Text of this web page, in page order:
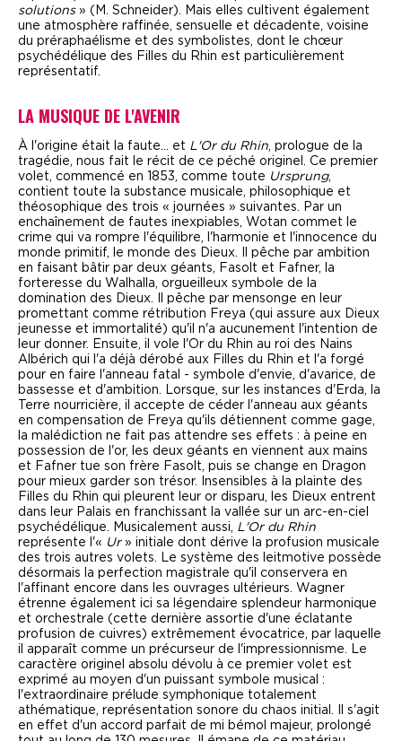
solutions» (M. Schneider). Mais elles cultivent également
une atmosphère raffinée, sensuelle et décadente, voisine
du préraphaélisme et des symbolistes, dont le chœur
psychédélique des Filles du Rhin est particulièrement
représentatif.
LA MUSIQUE DE L'AVENIR
À l'origine était la faute... et L'Or du Rhin , prologue de la
tragédie, nous fait le récit de ce péché originel. Ce premier
volet, commencé en 1853, comme toute Ursprung,
contient toute la substance musicale, philosophique et
théosophique des trois « journées » suivantes. Par un
enchaînement de fautes inexpiables, Wotan commet le
crime qui va rompre l'équilibre, l'harmonie et l'innocence du
monde primitif, le monde des Dieux. Il pêche par ambition
en faisant bâtir par deux géants, Fasolt et Fafner, la
forteresse du Walhalla, orgueilleux symbole de la
domination des Dieux. Il pêche par mensonge en leur
promettant comme rétribution Freya (qui assure aux Dieux
jeunesse et immortalité) qu'il n'a aucunement l'intention de
leur donner. Ensuite, il vole l'Or du Rhin au roi des Nains
Albérich qui l'a déjà dérobé aux Filles du Rhin et l'a forgé
pour en faire l'anneau fatal - symbole d'envie, d'avarice, de
bassesse et d'ambition. Lorsque, sur les instances d'Erda, la
Terre nourricière, il accepte de céder l'anneau aux géants
en compensation de Freya qu'ils détiennent comme gage,
la malédiction ne fait pas attendre ses effets : à peine en
possession de l'or, les deux géants en viennent aux mains
et Fafner tue son frère Fasolt, puis se change en Dragon
pour mieux garder son trésor. Insensibles à la plainte des
Filles du Rhin qui pleurent leur or disparu, les Dieux entrent
dans leur Palais en franchissant la vallée sur un arc-en-ciel
psychédélique. Musicalement aussi, L'Or du Rhin
représente l'« Ur » initiale dont dérive la profusion musicale
des trois autres volets. Le système des leitmotive possède
désormais la perfection magistrale qu'il conservera en
l'affinant encore dans les ouvrages ultérieurs. Wagner
étrenne également ici sa légendaire splendeur harmonique
et orchestrale (cette dernière assortie d'une éclatante
profusion de cuivres) extrêmement évocatrice, par laquelle
il apparaît comme un précurseur de l'impressionnisme. Le
caractère originel absolu dévolu à ce premier volet est
exprimé au moyen d'un puissant symbole musical :
l'extraordinaire prélude symphonique totalement
athématique, représentation sonore du chaos initial. Il s'agit
en effet d'un accord parfait de mi bémol majeur, prolongé